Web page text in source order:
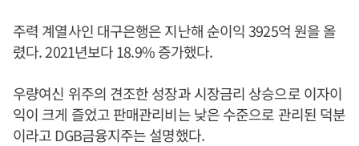
주력 계열사인 대구은행은 지난해 순이익 3925억 원을 올
렸다. 2021년보다 18.9% 증가했다.
우량여신 위주의 견조한 성장과 시장금리 상승으로 이자이
익이 크게 즐었고 판매관리비는 낮은 수준으로 관리된 덕분
이라고 DGB금융지주는 설명했다.